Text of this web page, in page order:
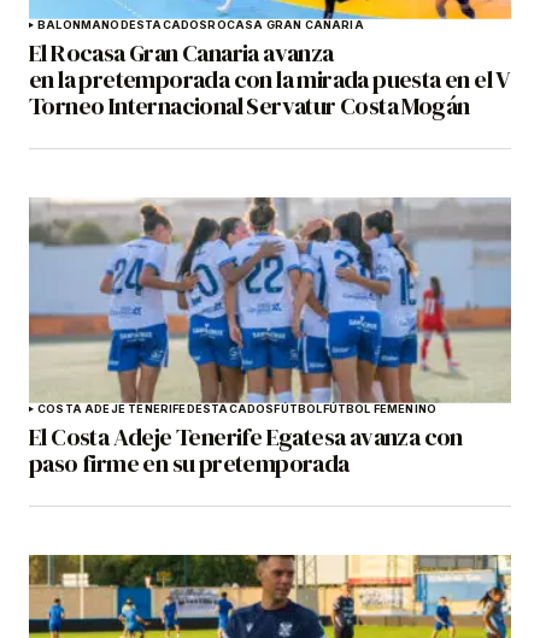
BALONMANODESTACADOSROCASA GRAN CANARIA
El Rocasa Gran Canaria avanza
en la pretemporada con la mirada puesta en el V
Torneo Internacional Servatur Costa Mogán
COSTA ADEJE TENERIFEDESTACADOSFÚTBOLFÚTBOL FEMENINO
El Costa Adeje Tenerife Egatesa avanza con
paso firme en su pretemporada